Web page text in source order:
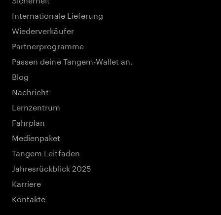
Internationale Lieferung
Wiederverkäufer
Partnerprogramme
Passen deine Tangem-Wallet an.
Blog
Nachricht
Lernzentrum
Fahrplan
Medienpaket
Tangem Leitfaden
Jahresrückblick 2025
Karriere
Kontakte